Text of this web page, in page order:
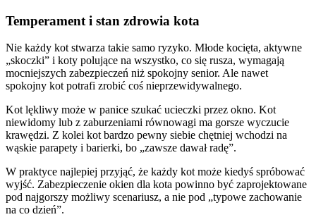
Temperament i stan zdrowia kota
Nie każdy kot stwarza takie samo ryzyko. Młode kocięta, aktywne
„skoczki” i koty polujące na wszystko, co się rusza, wymagają
mocniejszych zabezpieczeń niż spokojny senior. Ale nawet
spokojny kot potrafi zrobić coś nieprzewidywalnego.
Kot lękliwy może w panice szukać ucieczki przez okno. Kot
niewidomy lub z zaburzeniami równowagi ma gorsze wyczucie
krawędzi. Z kolei kot bardzo pewny siebie chętniej wchodzi na
wąskie parapety i barierki, bo „zawsze dawał radę”.
W praktyce najlepiej przyjąć, że każdy kot może kiedyś spróbować
wyjść. Zabezpieczenie okien dla kota powinno być zaprojektowane
pod najgorszy możliwy scenariusz, a nie pod „typowe zachowanie
na co dzień”.